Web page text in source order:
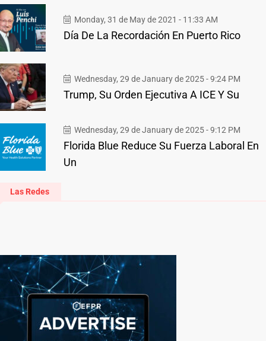
Monday, 31 de May de 2021 - 11:33 AM
Día De La Recordación En Puerto Rico
Wednesday, 29 de January de 2025 - 9:24 PM
Trump, Su Orden Ejecutiva A ICE Y Su
Wednesday, 29 de January de 2025 - 9:12 PM
Florida Blue Reduce Su Fuerza Laboral En
Un
Las Redes